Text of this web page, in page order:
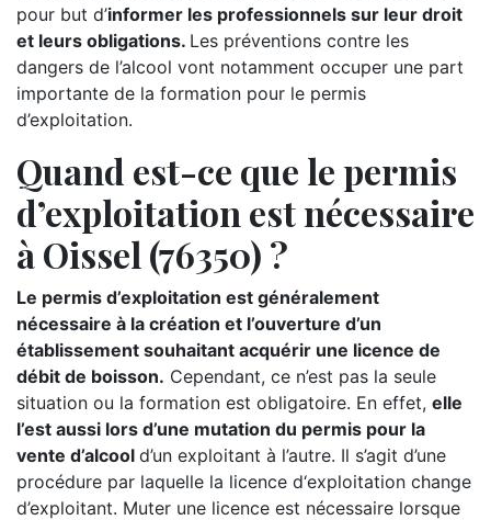
pour but d’informer les professionnels sur leur droit
et leurs obligations. Les préventions contre les
dangers de l’alcool vont notamment occuper une part
importante de la formation pour le permis
d’exploitation.
Quand est-ce que le permis
d’exploitation est nécessaire
à Oissel (76350) ?
Le permis d’exploitation est généralement
nécessaire à la création et l’ouverture d’un
établissement souhaitant acquérir une licence de
débit de boisson. Cependant, ce n’est pas la seule
situation ou la formation est obligatoire. En effet, elle
l’est aussi lors d’une mutation du permis pour la
vente d’alcool d’un exploitant à l’autre. Il s’agit d’une
procédure par laquelle la licence d‘exploitation change
d’exploitant. Muter une licence est nécessaire lorsque